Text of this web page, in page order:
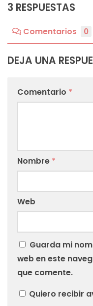
3 RESPUESTAS
Comentarios 0
DEJA UNA
Comentario *
Nombre *
Web
Guarda mi
web en este
que comente.
Quiero recibir